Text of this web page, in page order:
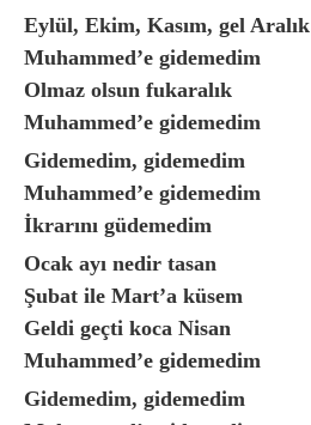
Eylül, Ekim, Kasım, gel Aralık
Muhammed’e gidemedim
Olmaz olsun fukaralık
Muhammed’e gidemedim
Gidemedim, gidemedim
Muhammed’e gidemedim
İkrarını güdemedim
Ocak ayı nedir tasan
Şubat ile Mart’a küsem
Geldi geçti koca Nisan
Muhammed’e gidemedim
Gidemedim, gidemedim